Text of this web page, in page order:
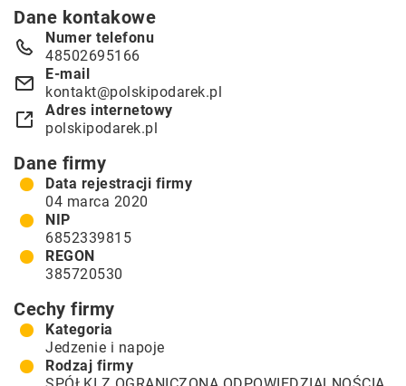
Dane kontakowe
Numer telefonu
48502695166
E-mail
kontakt@polskipodarek.pl
Adres internetowy
polskipodarek.pl
Dane firmy
Data rejestracji firmy
04 marca 2020
NIP
6852339815
REGON
385720530
Cechy firmy
Kategoria
Jedzenie i napoje
Rodzaj firmy